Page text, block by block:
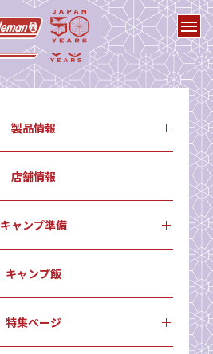
製品情報
店舗情報
キャンプ準備
キャンプ飯
特集ページ